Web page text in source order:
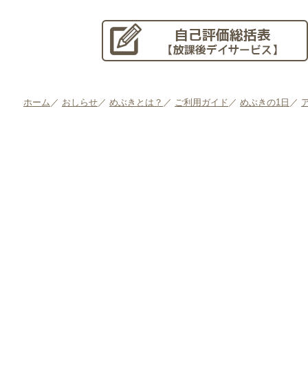
ホーム ／ おしらせ／ めぶきとは？ ／ ご利用ガイド ／ めぶきの1日 ／